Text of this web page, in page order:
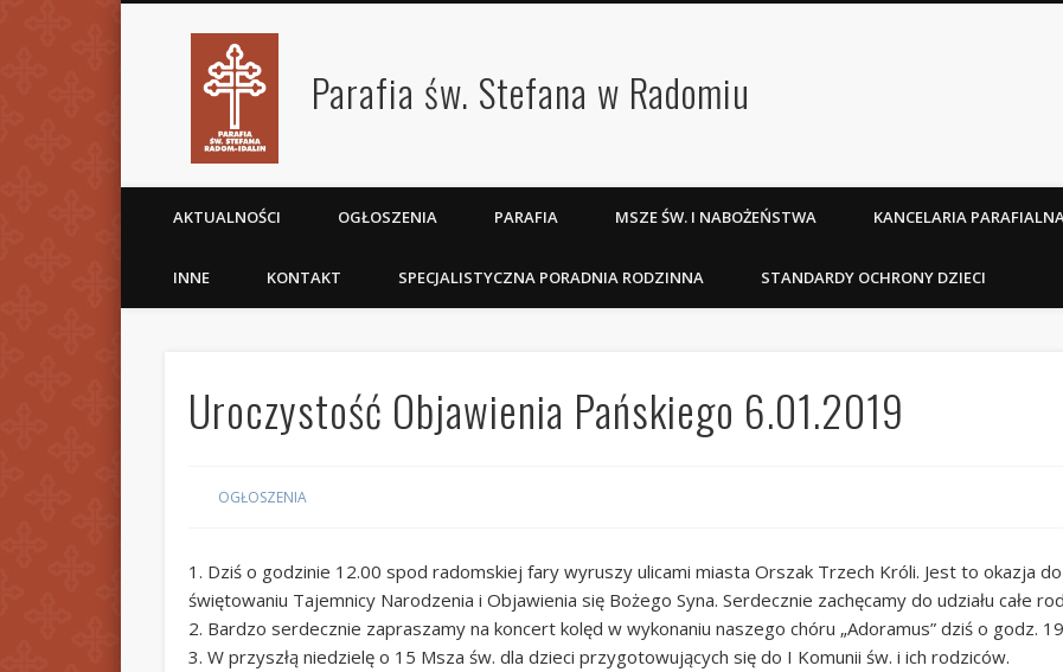
Parafia św. Stefana w Radomiu
AKTUALNOŚCI OGŁOSZENIA PARAFIA MSZE ŚW. I NABOŻEŃSTWA KANCELARIA
INNE KONTAKT SPECJALISTYCZNA PORADNIA RODZINNA STANDARDY OCHRONY DZIECI
Uroczystość Objawienia Pańskiego 6.01.2019
OGŁOSZENIA
1. Dziś o godzinie 12.00 spod radomskiej fary wyruszy ulicami miasta Orszak Trzech Króli. Jest to okazja
świętowaniu Tajemnicy Narodzenia i Objawienia się Bożego Syna. Serdecznie zachęcamy do udziału całe
2. Bardzo serdecznie zapraszamy na koncert kolęd w wykonaniu naszego chóru „Adoramus” dziś o godz.
3. W przyszłą niedzielę o 15 Msza św. dla dzieci przygotowujących się do I Komunii św. i ich rodziców.